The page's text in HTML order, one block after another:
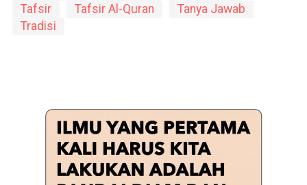
Tafsir
Tafsir Al-Quran
Tanya Jawab
Tradisi